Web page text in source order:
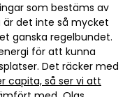
som bestäms av
är det inte så mycket
ganska regelbundet.
för att kunna
Det räcker med
capita, så ser vi att